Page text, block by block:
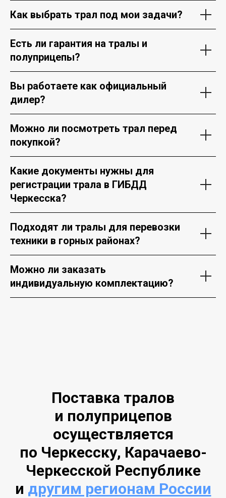
Как выбрать трал под мои задачи?
Есть ли гарантия на тралы и
полуприцепы?
Вы работаете как официальный
дилер?
Можно ли посмотреть трал перед
покупкой?
Какие документы нужны для
регистрации трала в ГИБДД
Черкесска?
Подходят ли тралы для перевозки
техники в горных районах?
Можно ли заказать
индивидуальную комплектацию?
Поставка тралов
и полуприцепов
осуществляется
по Черкесску, Карачаево-
Черкесской Республике
и другим регионам России